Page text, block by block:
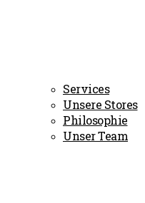
Services
Unsere Stores
Philosophie
Unser Team